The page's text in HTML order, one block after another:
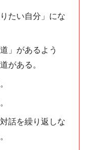
たい自分」にな
」があるよう
がある。
話を繰り返しな